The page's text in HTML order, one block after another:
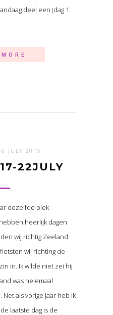
deel een (dag 1
JULY 2015
22JULY
dezelfde plek
heerlijk dagen
wij richtig Zeeland.
wij richting de
in. Ik wilde niet zei hij
was helemaal
als vorige jaar heb ik
laatste dag is de